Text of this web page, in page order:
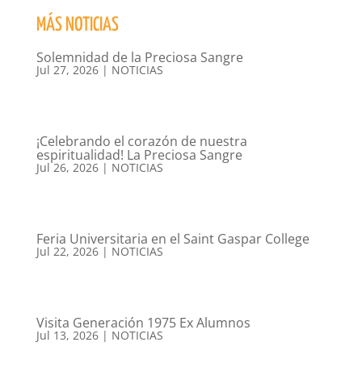
MÁS NOTICIAS
Solemnidad de la Preciosa Sangre
Jul 27, 2026| NOTICIAS
¡Celebrando el corazón de nuestra
espiritualidad! La Preciosa Sangre
Jul 26, 2026| NOTICIAS
Feria Universitaria en el Saint Gaspar College
Jul 22, 2026| NOTICIAS
Visita Generación 1975 Ex Alumnos
Jul 13, 2026| NOTICIAS